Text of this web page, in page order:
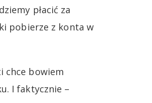
płacić za
pobierze z konta w
chce bowiem
I faktycznie –